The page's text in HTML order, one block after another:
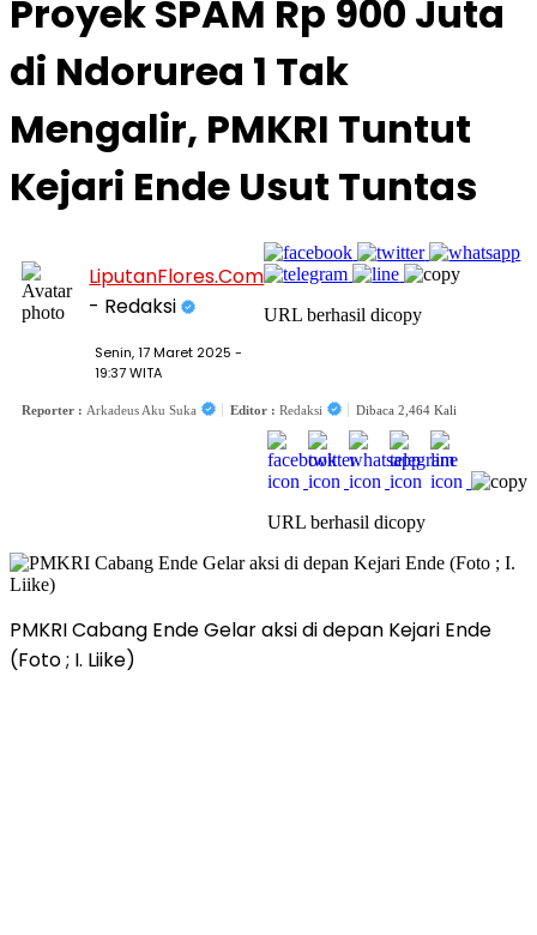
Proyek SPAM Rp 900 Juta
di Ndorurea 1 Tak
Mengalir, PMKRI Tuntut
Kejari Ende Usut Tuntas
LiputanFlores.Com
- Redaksi
Senin, 17 Maret 2025 -
19:37 WITA
URL berhasil dicopy
Reporter : Arkadeus Aku Suka Editor : Redaksi Dibaca 2,464 Kali
URL berhasil dicopy
PMKRI Cabang Ende Gelar aksi di depan Kejari Ende
(Foto ; I. Liike)